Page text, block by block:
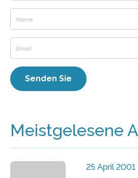
Meistgelesene
25 April 2001